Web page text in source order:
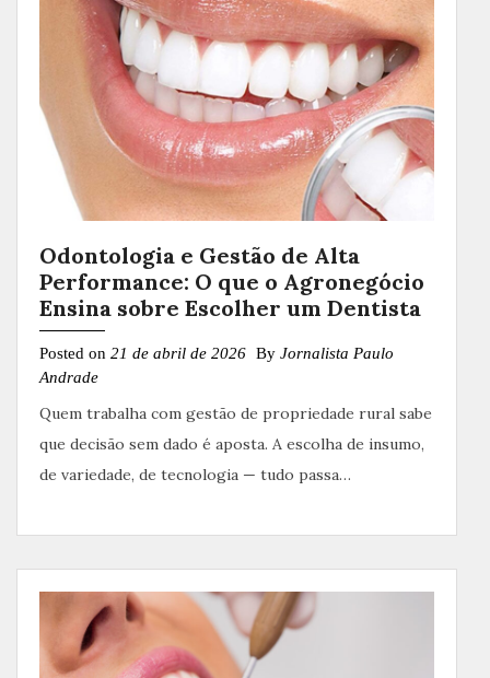
Odontologia e Gestão de Alta
Performance: O que o Agronegócio
Ensina sobre Escolher um Dentista
Posted on 21 de abril de 2026 By Jornalista Paulo
Andrade
Quem trabalha com gestão de propriedade rural sabe
que decisão sem dado é aposta. A escolha de insumo,
de variedade, de tecnologia — tudo passa…